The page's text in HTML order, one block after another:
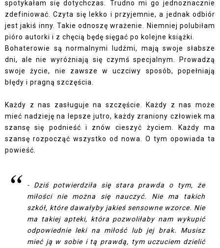
spotykałam się dotychczas. Trudno mi go jednoznacznie
zdefiniować. Czyta się lekko i przyjemnie, a jednak odbiór
jest jakiś inny. Takie odnoszę wrażenie. Niemniej polubiłam
pióro autorki i z chęcią będę sięgać po kolejne książki.
Bohaterowie są normalnymi ludźmi, mają swoje słabsze
dni, ale nie wyróżniają się czymś specjalnym. Prowadzą
swoje życie, nie zawsze w uczciwy sposób, popełniają
błędy i pragną szczęścia.
Każdy z nas zasługuje na szczęście. Każdy z nas może
mieć nadzieję na lepsze jutro, każdy zraniony człowiek ma
szansę się podnieść i znów cieszyć życiem. Każdy ma
szansę rozpocząć wszystko od nowa. O tym opowiada ta
powieść.
- Dziś potwierdziła się stara prawda o tym, że
miłości nie można się nauczyć. Nie ma takich
szkół, które dawałyby jakieś sensowne wzorce. Nie
ma takiej apteki, która pozwoliłaby nam wykupić
odpowiednie leki na miłość lub jej brak. Musisz
mieć ją w sobie i tą prawdą, tym uczuciem dzielić